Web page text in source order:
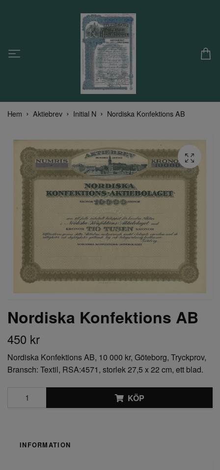
Hem Aktiebrev Initial N Nordiska Konfektions AB
Nordiska Konfektions AB
450 kr
Nordiska Konfektions AB, 10 000 kr, Göteborg, Tryckprov,
Bransch: Textil, RSA:4571, storlek 27,5 x 22 cm, ett blad.
KÖP
INFORMATION